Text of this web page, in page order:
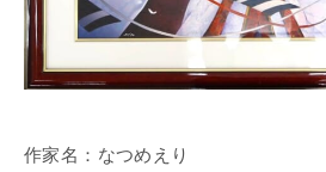
作家名：なつめえり